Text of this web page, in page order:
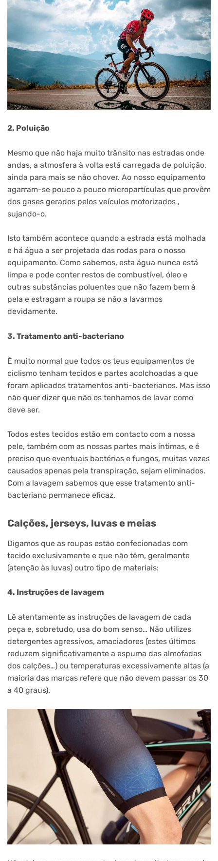
2. Poluição
Mesmo que não haja muito trânsito nas estradas onde
andas, a atmosfera à volta está carregada de poluição,
ainda para mais se não chover. Ao nosso equipamento
agarram-se pouco a pouco micropartículas que provêm
dos gases gerados pelos veículos motorizados ,
sujando-o.
Isto também acontece quando a estrada está molhada
e há água a ser projetada das rodas para o nosso
equipamento. Como sabemos, esta água nunca está
limpa e pode conter restos de combustível, óleo e
outras substâncias poluentes que não fazem bem à
pela e estragam a roupa se não a lavarmos
devidamente.
3. Tratamento anti-bacteriano
É muito normal que todos os teus equipamentos de
ciclismo tenham tecidos e partes acolchoadas a que
foram aplicados tratamentos anti-bacterianos. Mas isso
não quer dizer que não os tenhamos de lavar como
deve ser.
Todos estes tecidos estão em contacto com a nossa
pele, também com as nossas partes mais íntimas, e é
preciso que eventuais bactérias e fungos, muitas vezes
causados apenas pela transpiração, sejam eliminados.
Com a lavagem sabemos que esse tratamento anti-
bacteriano permanece eficaz.
Calções, jerseys, luvas e meias
Digamos que as roupas estão confecionadas com
tecido exclusivamente e que não têm, geralmente
(atenção às luvas) outro tipo de materiais:
4. Instruções de lavagem
Lê atentamente as instruções de lavagem de cada
peça e, sobretudo, usa do bom senso… Não utilizes
detergentes agressivos, amaciadores (estes últimos
reduzem significativamente a espuma das almofadas
dos calções…) ou temperaturas excessivamente altas (a
maioria das marcas refere que não devem passar os 30
a 40 graus).